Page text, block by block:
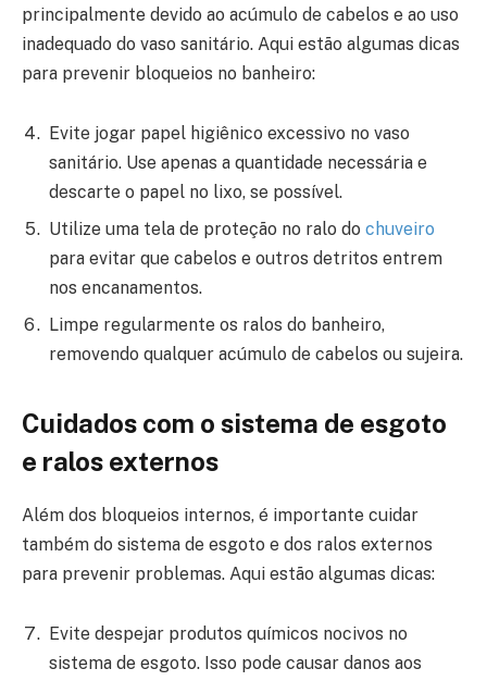
principalmente devido ao acúmulo de cabelos e ao uso
inadequado do vaso sanitário. Aqui estão algumas dicas
para prevenir bloqueios no banheiro:
Evite jogar papel higiênico excessivo no vaso
sanitário. Use apenas a quantidade necessária e
descarte o papel no lixo, se possível.
Utilize uma tela de proteção no ralo do chuveiro
para evitar que cabelos e outros detritos entrem
nos encanamentos.
Limpe regularmente os ralos do banheiro,
removendo qualquer acúmulo de cabelos ou sujeira.
Cuidados com o sistema de esgoto
e ralos externos
Além dos bloqueios internos, é importante cuidar
também do sistema de esgoto e dos ralos externos
para prevenir problemas. Aqui estão algumas dicas:
Evite despejar produtos químicos nocivos no
sistema de esgoto. Isso pode causar danos aos